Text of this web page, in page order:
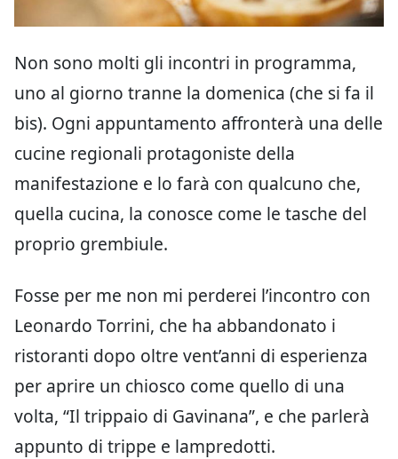
Non sono molti gli incontri in programma,
uno al giorno tranne la domenica (che si fa il
bis). Ogni appuntamento affronterà una delle
cucine regionali protagoniste della
manifestazione e lo farà con qualcuno che,
quella cucina, la conosce come le tasche del
proprio grembiule.
Fosse per me non mi perderei l’incontro con
Leonardo Torrini, che ha abbandonato i
ristoranti dopo oltre vent’anni di esperienza
per aprire un chiosco come quello di una
volta, “Il trippaio di Gavinana”, e che parlerà
appunto di trippe e lampredotti.